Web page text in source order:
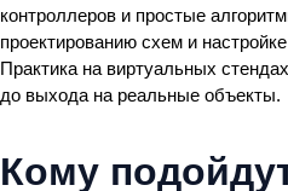
контроллеров и простые
проектированию схем и
Практика на виртуальных
до выхода на реальные объекты.
Кому